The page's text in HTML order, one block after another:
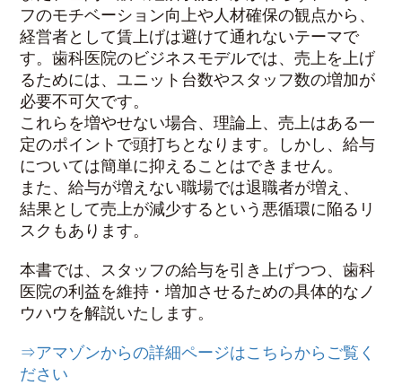
フのモチベーション向上や人材確保の観点から、
経営者として賃上げは避けて通れないテーマで
す。歯科医院のビジネスモデルでは、売上を上げ
るためには、ユニット台数やスタッフ数の増加が
必要不可欠です。
これらを増やせない場合、理論上、売上はある一
定のポイントで頭打ちとなります。しかし、給与
については簡単に抑えることはできません。
また、給与が増えない職場では退職者が増え、
結果として売上が減少するという悪循環に陥るリ
スクもあります。
本書では、スタッフの給与を引き上げつつ、歯科
医院の利益を維持・増加させるための具体的なノ
ウハウを解説いたします。
⇒アマゾンからの詳細ページはこちらからご覧く
ださい